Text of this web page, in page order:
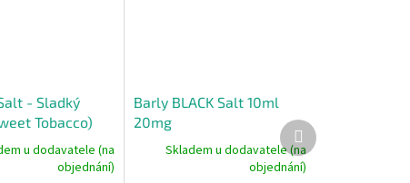
- Sladký
Tobacco)
u dodavatele (na
objednání)
Barly BLACK Salt 10ml
20mg
Skladem u dodavatele (na
objednání)
Další
produkt